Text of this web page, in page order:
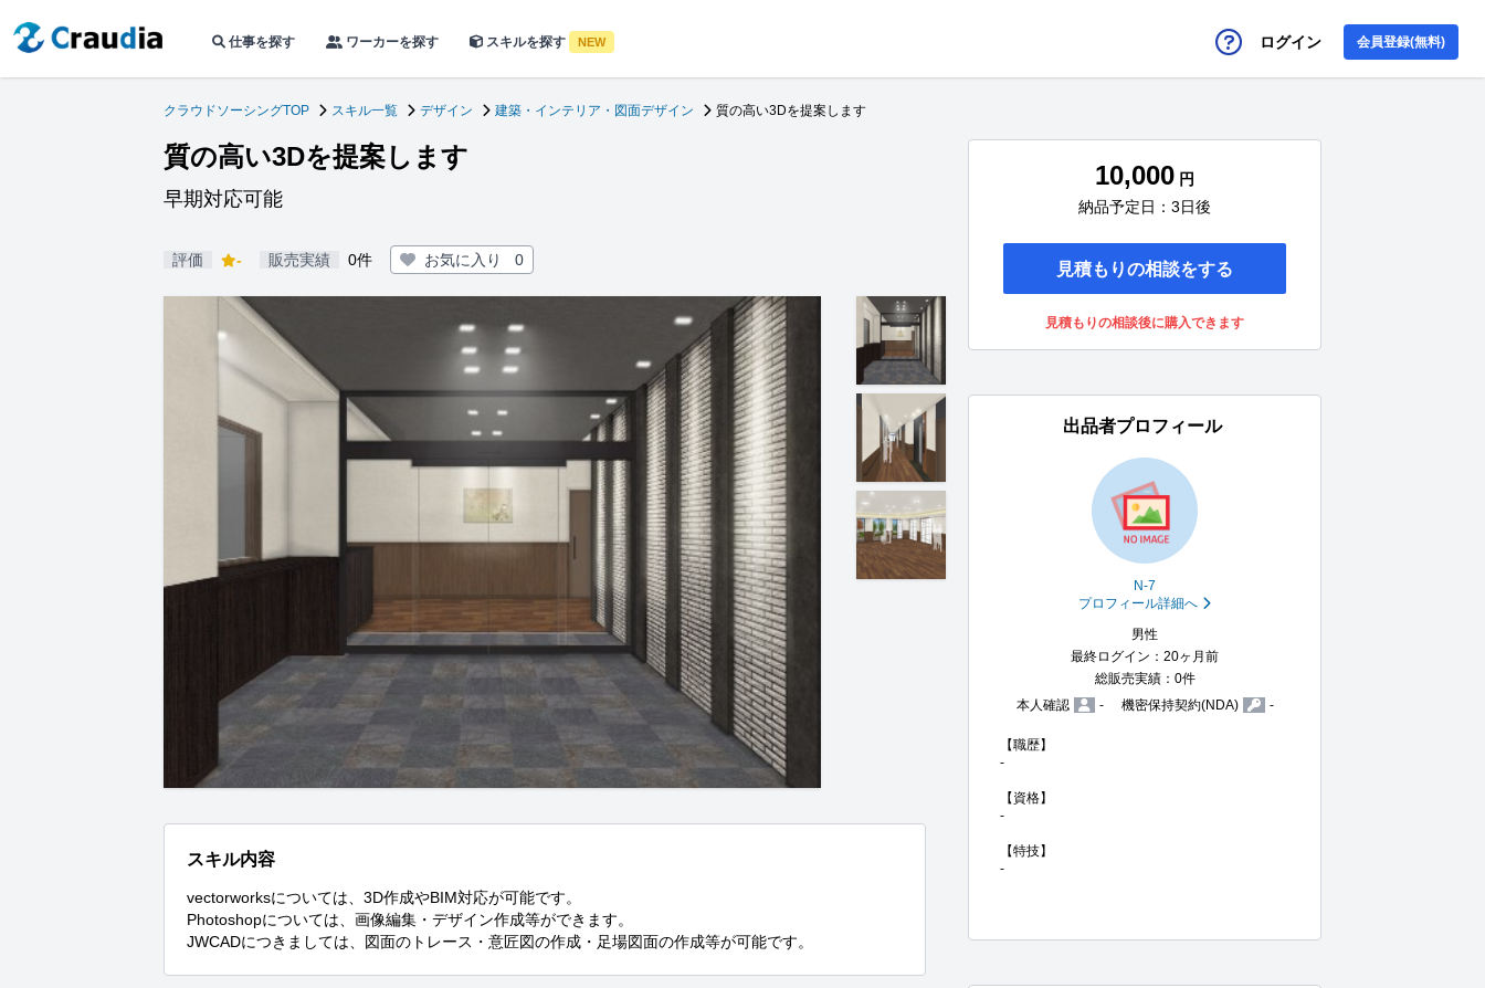
仕事を探す ワーカーを探す スキルを探す NEW ログイン 会員登録(無料)
クラウドソーシングTOP スキル一覧 デザイン 建築・インテリア・図面デザイン 質の高い3Dを提案します
質の高い3Dを提案します
早期対応可能
評価 - 販売実績 0件 お気に入り 0
スキル内容
vectorworksについては、3D作成やBIM対応が可能です。
Photoshopについては、画像編集・デザイン作成等ができます。
JWCADにつきましては、図面のトレース・意匠図の作成・足場図面の作成等が可能です。
10,000 円
納品予定日：3日後
見積もりの相談をする
見積もりの相談後に購入できます
出品者プロフィール
N-7
プロフィール詳細へ
男性
最終ログイン：20ヶ月前
総販売実績：0件
本人確認
- 機密保持契約(NDA) -
【職歴】
-
【資格】
-
【特技】
-